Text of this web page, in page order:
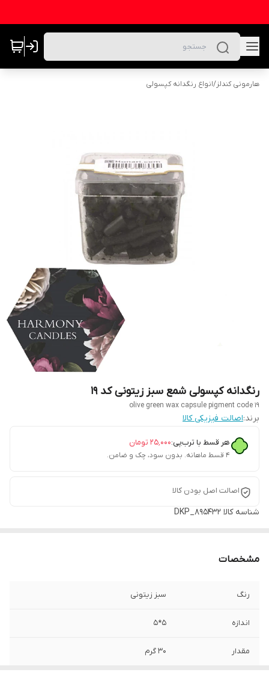
هارمونی کندلز/انواع رنگدانه کپسولی
رنگدانه کپسولی شمع سبز زیتونی کد ۱۹
olive green wax capsule pigment code 19
برند:اصالت فیزیکی کالا
هر قسط با ترب‌پی:۲۵٬۰۰۰ تومان
۴ قسط ماهانه. بدون سود، چک و ضامن.
اصالت اصل بودن کالا
شناسه کالا DKP_895432
مشخصات
رنگ سبز زیتونی
اندازه ۵*۵
مقدار ۳۰ گرم